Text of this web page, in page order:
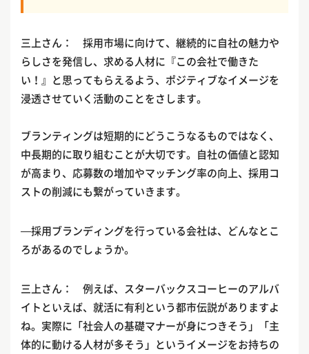
三上さん： 採用市場に向けて、継続的に自社の魅力や
らしさを発信し、求める人材に『この会社で働きた
い！』と思ってもらえるよう、ポジティブなイメージを
浸透させていく活動のことをさします。
ブランティングは短期的にどうこうなるものではなく、
中長期的に取り組むことが大切です。自社の価値と認知
が高まり、応募数の増加やマッチング率の向上、採用コ
ストの削減にも繋がっていきます。
—採用ブランディングを行っている会社は、どんなとこ
ろがあるのでしょうか。
三上さん： 例えば、スターバックスコーヒーのアルバ
イトといえば、就活に有利という都市伝説がありますよ
ね。実際に「社会人の基礎マナーが身につきそう」「主
体的に動ける人材が多そう」というイメージをお持ちの